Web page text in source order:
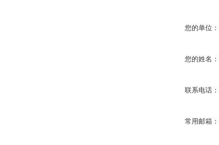
您的单位：
您的姓名：
联系电话：
常用邮箱：